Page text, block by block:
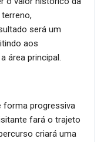
será um
aos
área principal.
forma progressiva
fará o trajeto
criará uma